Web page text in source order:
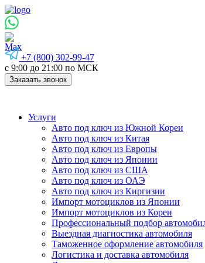
+7 (800) 302-99-47
с 9:00 до 21:00 по МСК
Заказать звонок
Услуги
Авто под ключ из Южной Кореи
Авто под ключ из Китая
Авто под ключ из Европы
Авто под ключ из Японии
Авто под ключ из США
Авто под ключ из ОАЭ
Авто под ключ из Киргизии
Импорт мотоциклов из Японии
Импорт мотоциклов из Кореи
Профессиональный подбор
Выездная диагностика автомобиля
Таможенное оформление автомобиля
Логистика и доставка автомобиля